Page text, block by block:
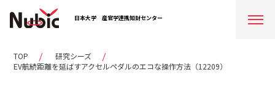
日本大学 産官学連携知財センター
TOP
研究シーズ
EV航続距離を延ばすアクセルペダルのエコな操作方法（12209）